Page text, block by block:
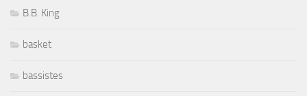
B.B. King
basket
bassistes